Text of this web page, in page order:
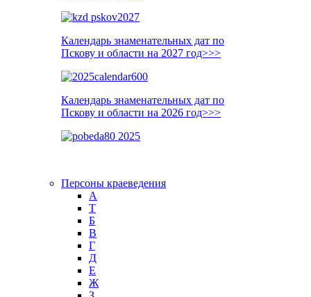
Календарь знаменательных дат по
Пскову и области на 2027 год>>>
Календарь знаменательных дат по
Пскову и области на 2026 год>>>
Персоны краеведения
А
T
Б
В
Г
Д
Е
Ж